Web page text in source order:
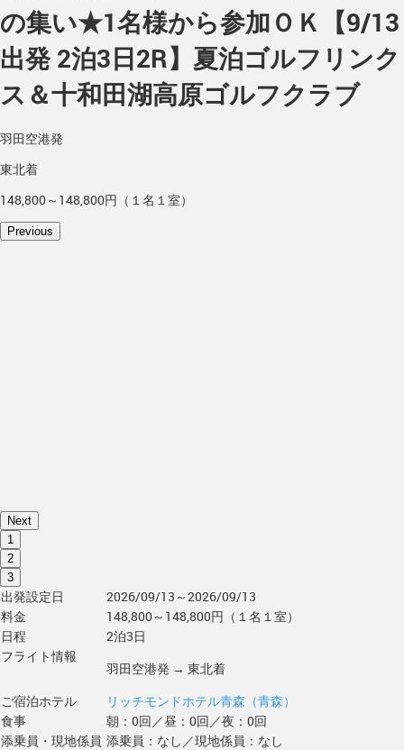
の集い★1名様から参加ＯＫ【9/13
出発 2泊3日2R】夏泊ゴルフリンク
ス＆十和田湖高原ゴルフクラブ
羽田空港発
東北着
148,800～148,800円（１名１室）
Previous
Next
1
2
3
出発設定日
2026/09/13～2026/09/13
料金
148,800～148,800円（１名１室）
日程
2泊3日
フライト情報
羽田空港発 → 東北着
ご宿泊ホテル
リッチモンドホテル青森（青森）
食事
朝：0回／昼：0回／夜：0回
添乗員・現地係員 添乗員：なし／現地係員：なし